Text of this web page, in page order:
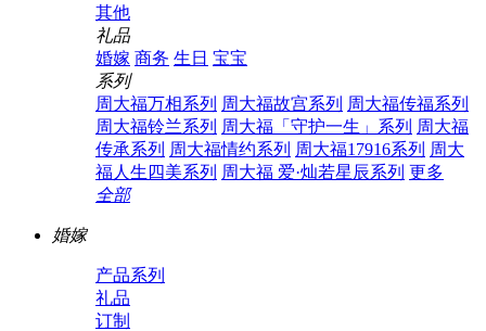
其他
礼品
婚嫁 商务 生日 宝宝
系列
周大福万相系列 周大福故宫系列 周大福传福系列
周大福铃兰系列 周大福「守护一生」系列 周大福
传承系列 周大福情约系列 周大福17916系列 周大
福人生四美系列 周大福 爱·灿若星辰系列 更多
全部
婚嫁
产品系列
礼品
订制